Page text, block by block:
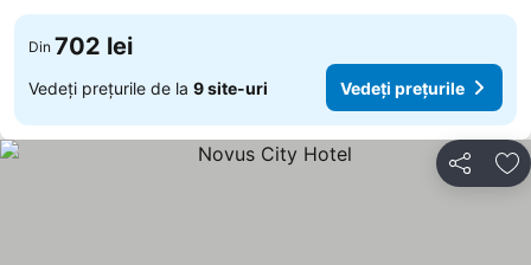
Din 702 lei
Vedeți prețurile de la 9 site-uri Vedeți prețurile
Distribuiți